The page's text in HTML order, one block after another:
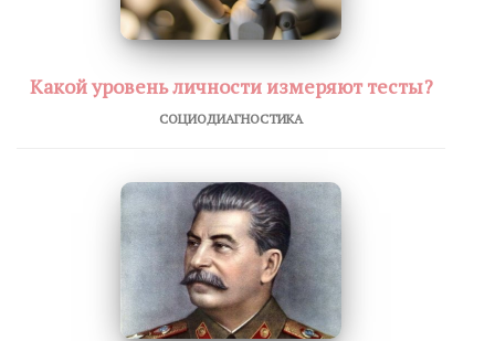
Какой уровень личности измеряют тесты?
СОЦИОДИАГНОСТИКА